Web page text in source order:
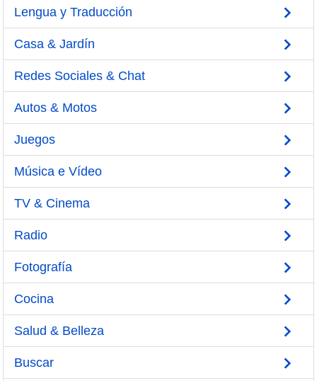
Lengua y Traducción
Casa & Jardín
Redes Sociales & Chat
Autos & Motos
Juegos
Música e Vídeo
TV & Cinema
Radio
Fotografía
Cocina
Salud & Belleza
Buscar